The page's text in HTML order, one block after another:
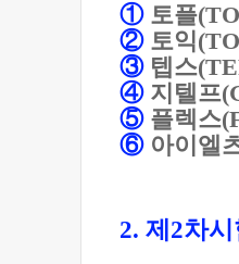
① 토플
② 토익
③ 텝스
④ 지텔프
⑤ 플렉스
⑥ 아이엘
2. 제2차